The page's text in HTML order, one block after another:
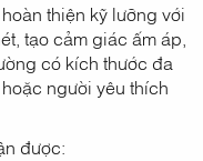
thiện kỹ lưỡng với
tạo cảm giác ấm áp,
có kích thước đa
người yêu thích
được: